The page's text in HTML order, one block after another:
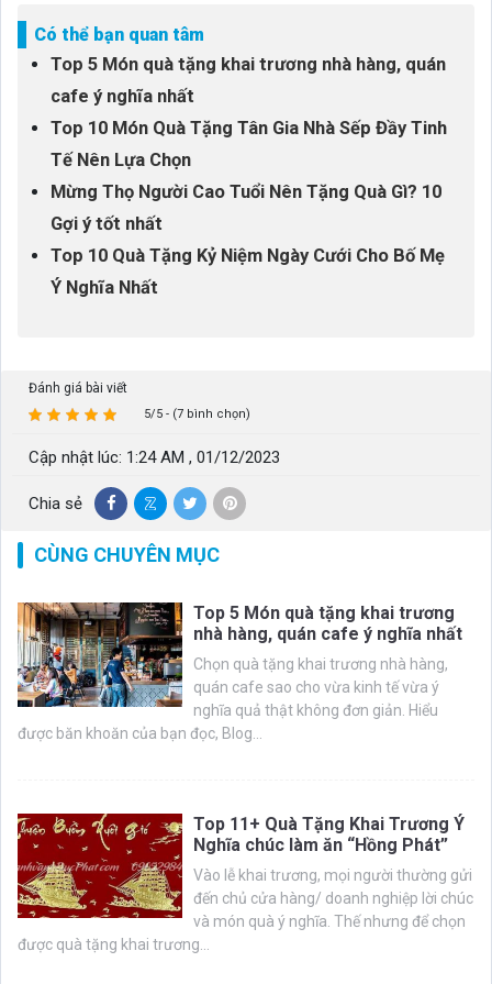
Có thể bạn quan tâm
Top 5 Món quà tặng khai trương nhà hàng, quán
cafe ý nghĩa nhất
Top 10 Món Quà Tặng Tân Gia Nhà Sếp Đầy Tinh
Tế Nên Lựa Chọn
Mừng Thọ Người Cao Tuổi Nên Tặng Quà Gì? 10
Gợi ý tốt nhất
Top 10 Quà Tặng Kỷ Niệm Ngày Cưới Cho Bố Mẹ
Ý Nghĩa Nhất
Đánh giá bài viết
5/5 - (7 bình chọn)
Cập nhật lúc: 1:24 AM , 01/12/2023
Chia sẻ
CÙNG CHUYÊN MỤC
Top 5 Món quà tặng khai trương
nhà hàng, quán cafe ý nghĩa nhất
Chọn quà tặng khai trương nhà hàng,
quán cafe sao cho vừa kinh tế vừa ý
nghĩa quả thật không đơn giản. Hiểu
được băn khoăn của bạn đọc, Blog...
Top 11+ Quà Tặng Khai Trương Ý
Nghĩa chúc làm ăn “Hồng Phát”
Vào lễ khai trương, mọi người thường gửi
đến chủ cửa hàng/ doanh nghiệp lời chúc
và món quà ý nghĩa. Thế nhưng để chọn
được quà tặng khai trương...